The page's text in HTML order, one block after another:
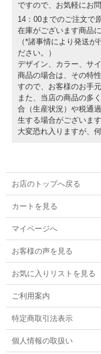
ですので、お気軽にお
14：00までのご注文で
在庫がございます商品
（*諸事情により発送
ださい。）
デザイン、カラー、サ
商品の場合は、その特
すので、お客様のお手
また、当店の商品の多
合（生産状況）や税通
生する場合がございます
大変恐れ入りますが、
お店のトップへ戻る
カートを見る
マイページへ
お客様の声を見る
お気に入りリストを見る
ご利用案内
特定商取引法表示
個人情報の取扱い